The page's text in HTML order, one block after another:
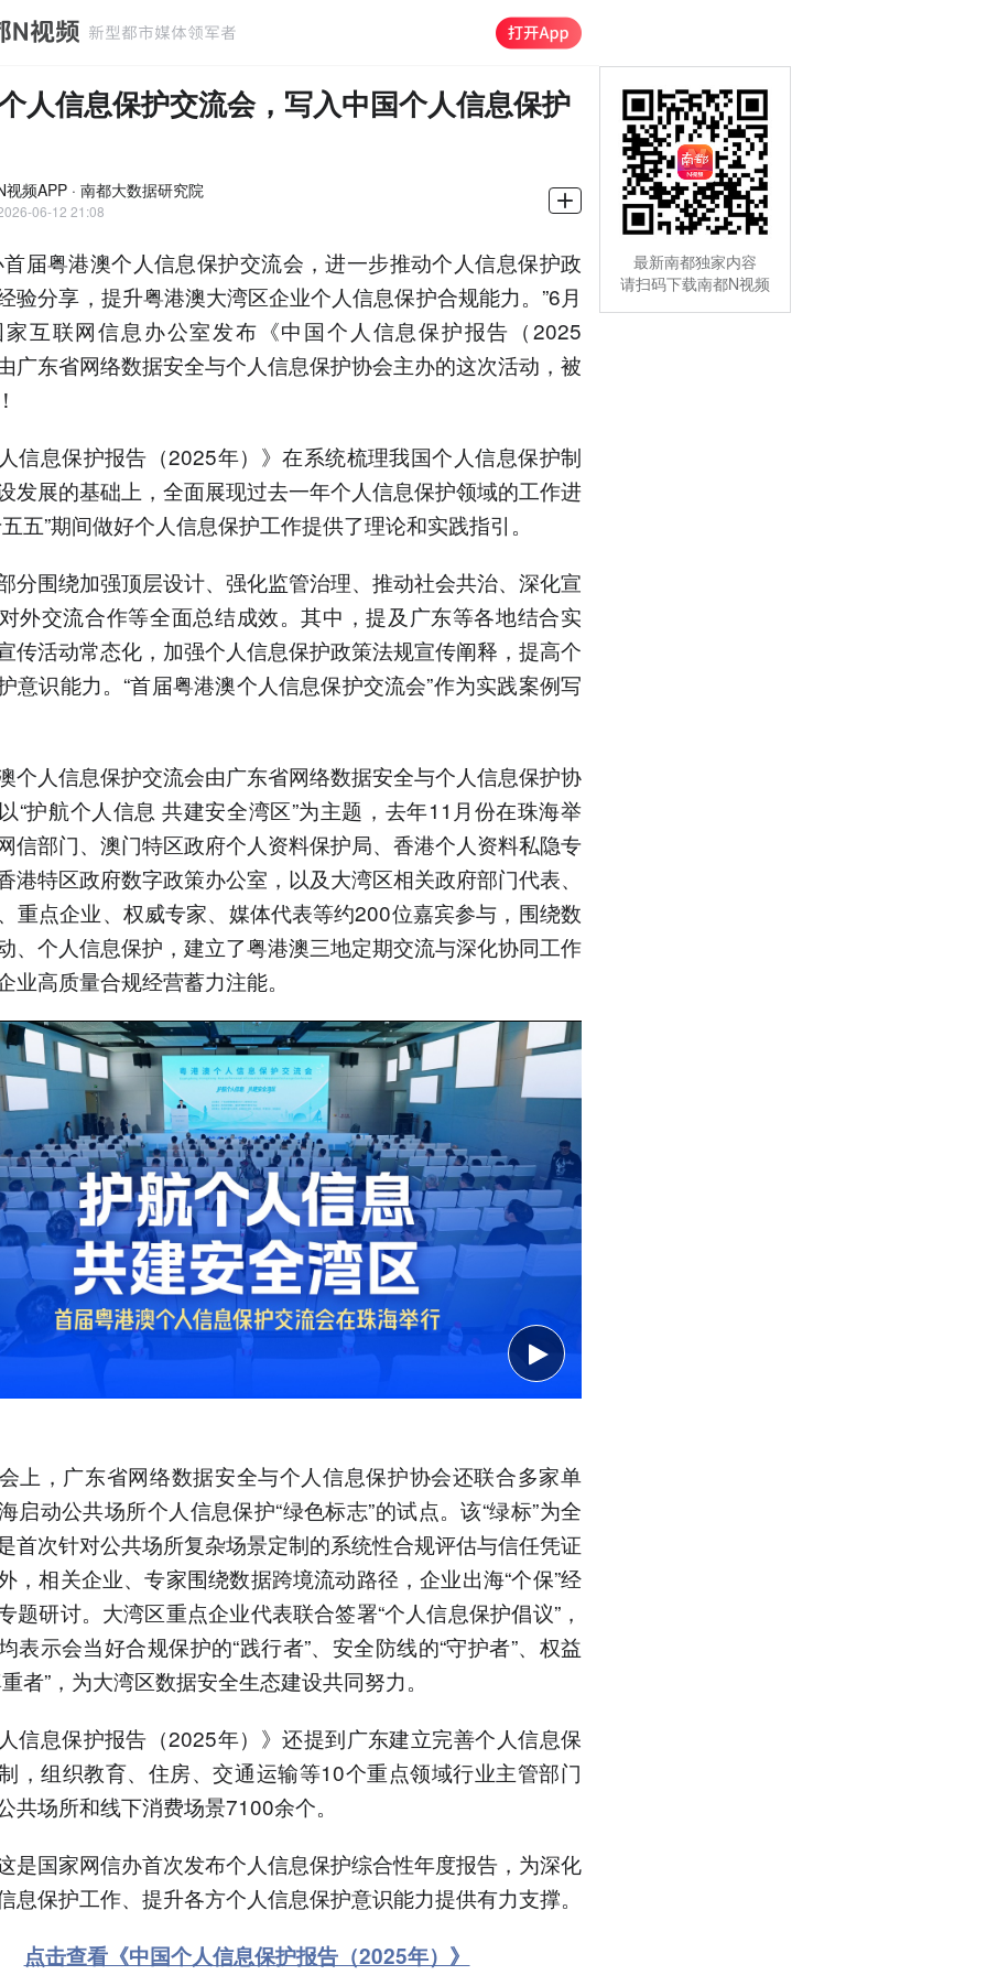
人信息保护交流会，写入中国个人信息保护
视频APP · 南都大数据研究院
06-12 21:08
首届粤港澳个人信息保护交流会，进一步推动个人信息保护政
验分享，提升粤港澳大湾区企业个人信息保护合规能力。”6月
互联网信息办公室发布《中国个人信息保护报告（2025
广东省网络数据安全与个人信息保护协会主办的这次活动，被
信息保护报告（2025年）》在系统梳理我国个人信息保护制
发展的基础上，全面展现过去一年个人信息保护领域的工作进
五”期间做好个人信息保护工作提供了理论和实践指引。
分围绕加强顶层设计、强化监管治理、推动社会共治、深化宣
外交流合作等全面总结成效。其中，提及广东等各地结合实
传活动常态化，加强个人信息保护政策法规宣传阐释，提高个
意识能力。“首届粤港澳个人信息保护交流会”作为实践案例写
个人信息保护交流会由广东省网络数据安全与个人信息保护协
“护航个人信息 共建安全湾区”为主题，去年11月份在珠海举
信部门、澳门特区政府个人资料保护局、香港个人资料私隐专
港特区政府数字政策办公室，以及大湾区相关政府部门代表、
重点企业、权威专家、媒体代表等约200位嘉宾参与，围绕数
、个人信息保护，建立了粤港澳三地定期交流与深化协同工作
业高质量合规经营蓄力注能。
上，广东省网络数据安全与个人信息保护协会还联合多家单
启动公共场所个人信息保护“绿色标志”的试点。该“绿标”为全
首次针对公共场所复杂场景定制的系统性合规评估与信任凭证
，相关企业、专家围绕数据跨境流动路径，企业出海“个保”经
题研讨。大湾区重点企业代表联合签署“个人信息保护倡议”，
表示会当好合规保护的“践行者”、安全防线的“守护者”、权益
者”，为大湾区数据安全生态建设共同努力。
信息保护报告（2025年）》还提到广东建立完善个人信息保
，组织教育、住房、交通运输等10个重点领域行业主管部门
共场所和线下消费场景7100余个。
是国家网信办首次发布个人信息保护综合性年度报告，为深化
息保护工作、提升各方个人信息保护意识能力提供有力支撑。
点击查看《中国个人信息保护报告（2025年）》
最新南都独家内容
请扫码下载南都N视频